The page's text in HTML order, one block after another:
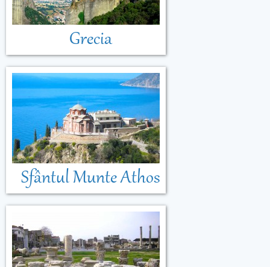
Grecia
Sfântul Munte Athos